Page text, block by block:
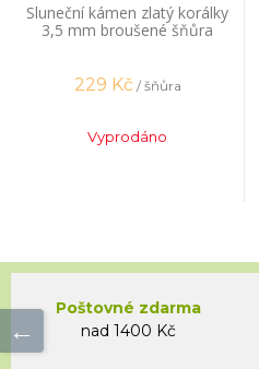
Sluneční kámen zlatý korálky
3,5 mm broušené šňůra
229 Kč / šňůra
Vyprodáno
Poštovné zdarma
nad 1400 Kč